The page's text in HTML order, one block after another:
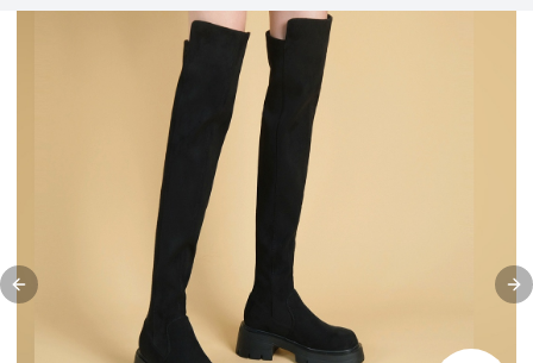
Previous slide